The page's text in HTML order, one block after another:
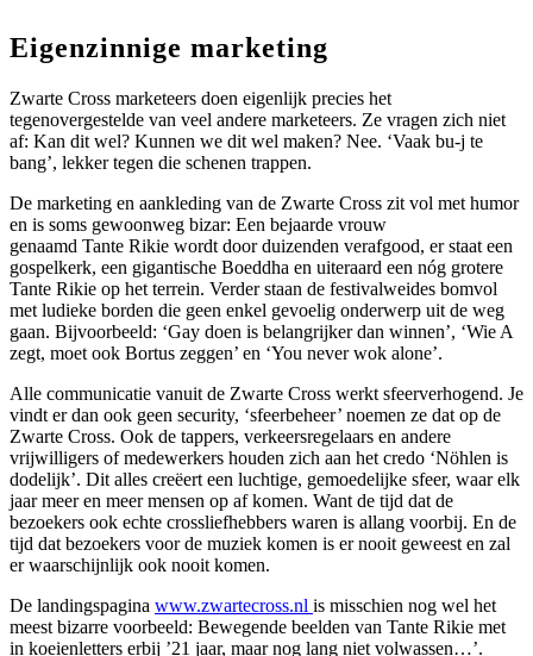
Eigenzinnige marketing
Zwarte Cross marketeers doen eigenlijk precies het
tegenovergestelde van veel andere marketeers. Ze vragen zich niet
af: Kan dit wel? Kunnen we dit wel maken? Nee. ‘Vaak bu-j te
bang’, lekker tegen die schenen trappen.
De marketing en aankleding van de Zwarte Cross zit vol met humor
en is soms gewoonweg bizar: Een bejaarde vrouw
genaamd Tante Rikie wordt door duizenden verafgood, er staat een
gospelkerk, een gigantische Boeddha en uiteraard een nóg grotere
Tante Rikie op het terrein. Verder staan de festivalweides bomvol
met ludieke borden die geen enkel gevoelig onderwerp uit de weg
gaan. Bijvoorbeeld: ‘Gay doen is belangrijker dan winnen’, ‘Wie A
zegt, moet ook Bortus zeggen’ en ‘You never wok alone’.
Alle communicatie vanuit de Zwarte Cross werkt sfeerverhogend. Je
vindt er dan ook geen security, ‘sfeerbeheer’ noemen ze dat op de
Zwarte Cross. Ook de tappers, verkeersregelaars en andere
vrijwilligers of medewerkers houden zich aan het credo ‘Nöhlen is
dodelijk’. Dit alles creëert een luchtige, gemoedelijke sfeer, waar elk
jaar meer en meer mensen op af komen. Want de tijd dat de
bezoekers ook echte crossliefhebbers waren is allang voorbij. En de
tijd dat bezoekers voor de muziek komen is er nooit geweest en zal
er waarschijnlijk ook nooit komen.
De landingspagina www.zwartecross.nl is misschien nog wel het
meest bizarre voorbeeld: Bewegende beelden van Tante Rikie met
in koeienletters erbij ’21 jaar, maar nog lang niet volwassen…’.